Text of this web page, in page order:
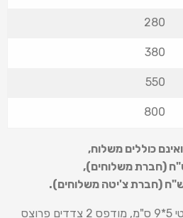
280
380
550
800
כוללים משלוח,
"ח (חברת משלוחים),
"ח (חברת צ'יטה משלוחים).
כרטיס הביקור בגודל סטנדרטי 5*9 ס"מ, מודפס 2 צדדים פרוצס